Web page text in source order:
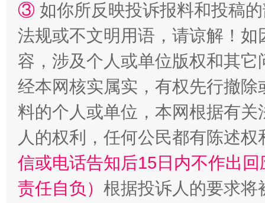
招工难、用工荒背后
③ 如你所反映投诉报料和投稿
法规或不文明用语，请谅解！
容，涉及个人或单位版权和其它
经本网核实属实，有权先行撤
料的个人或单位，本网根据有
人的权利，任何公民都有陈述
信或电话告知后15日内不作出
责任自负） 根据投诉人的要求将